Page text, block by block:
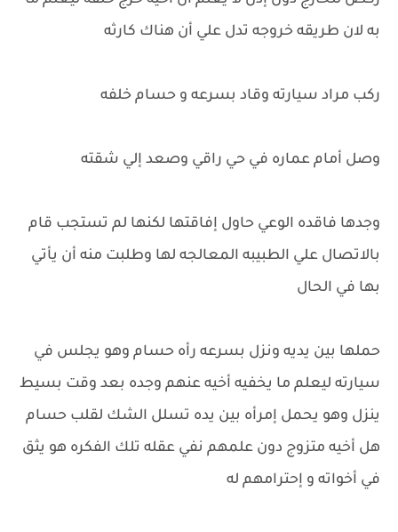
به لان طريقه خروجه تدل علي أن هناك كارثه
ركب مراد سيارته وقاد بسرعه و حسام خلفه
وصل أمام عماره في حي راقي وصعد إلي شقته
وجدها فاقده الوعي حاول إفاقتها لكنها لم تستجب قام
بالاتصال علي الطبيبه المعالجه لها وطلبت منه أن يأتي
بها في الحال
حملها بين يديه ونزل بسرعه رأه حسام وهو يجلس في
سيارته ليعلم ما يخفيه أخيه عنهم وجده بعد وقت بسيط
ينزل وهو يحمل إمرأه بين يده تسلل الشك لقلب حسام
هل أخيه متزوج دون علمهم نفي عقله تلك الفكره هو يثق
في أخواته و إحترامهم له